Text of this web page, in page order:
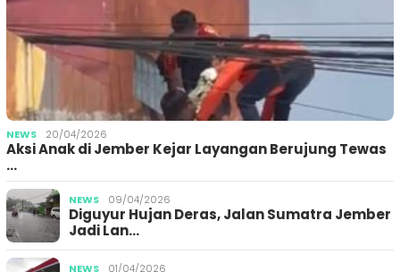
NEWS 20/04/2026
Aksi Anak di Jember Kejar Layangan Berujung Tewas
…
NEWS 09/04/2026
Diguyur Hujan Deras, Jalan Sumatra Jember
Jadi Lan…
NEWS 01/04/2026